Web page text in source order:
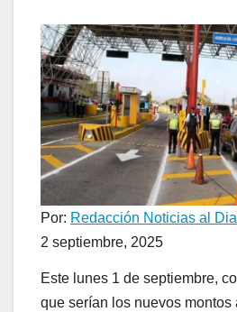
Por: Redacción Noticias al
2 septiembre, 2025
Este lunes 1 de septiembre,
que serían los nuevos montos